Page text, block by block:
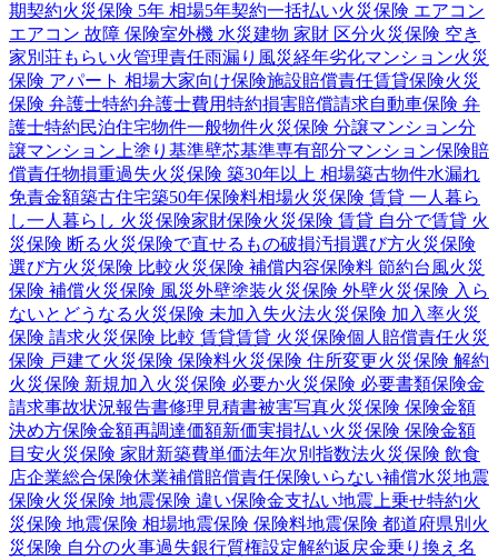
期契約火災保険 5年 相場5年契約一括払い火災保険 エアコン
エアコン 故障 保険室外機 水災建物 家財 区分火災保険 空き
家別荘もらい火管理責任雨漏り 風災経年劣化マンション火災
保険 アパート 相場大家向け保険施設賠償責任賃貸保険火災
保険 弁護士特約弁護士費用特約損害賠償請求自動車保険 弁
護士特約民泊住宅物件一般物件火災保険 分譲マンション分
譲マンション 上塗り基準壁芯基準専有部分マンション保険賠
償責任物損重過失火災保険 築30年以上 相場築古物件水漏れ
免責金額築古住宅築50年保険料相場火災保険 賃貸 一人暮ら
し一人暮らし 火災保険家財保険火災保険 賃貸 自分で賃貸 火
災保険 断る火災保険で直せるもの破損汚損選び方火災保険
選び方火災保険 比較火災保険 補償内容保険料 節約台風火災
保険 補償火災保険 風災外壁塗装火災保険 外壁火災保険 入ら
ないとどうなる火災保険 未加入 失火法火災保険 加入率火災
保険 請求火災保険 比較 賃貸賃貸 火災保険個人賠償責任火災
保険 戸建て火災保険 保険料火災保険 住所変更火災保険 解約
火災保険 新規加入 火災保険 必要か火災保険 必要書類保険金
請求事故状況報告書修理見積書被害写真火災保険 保険金額
決め方保険金額再調達価額新価実損払い火災保険 保険金額
目安火災保険 家財新築費単価法年次別指数法火災保険 飲食
店企業総合保険休業補償賠償責任保険いらない補償水災地震
保険火災保険 地震保険 違い保険金支払い地震上乗せ特約火
災保険 地震保険 相場地震保険 保険料地震保険 都道府県別 火
災保険 自分の火事過失銀行質権設定解約返戻金乗り換え 名